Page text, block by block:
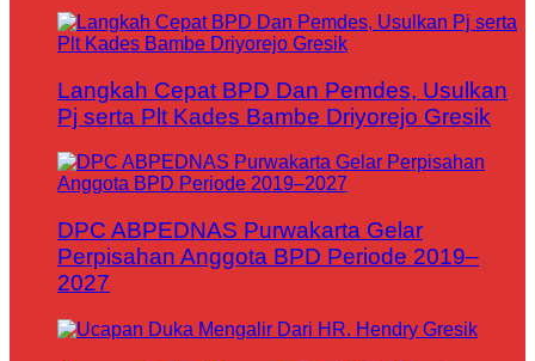
Langkah Cepat BPD Dan Pemdes, Usulkan
Pj serta Plt Kades Bambe Driyorejo Gresik
DPC ABPEDNAS Purwakarta Gelar
Perpisahan Anggota BPD Periode 2019–
2027